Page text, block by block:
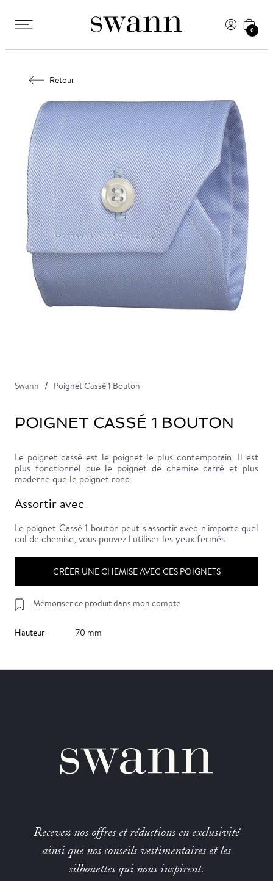
0
Retour
Swann Poignet Cassé 1 Bouton
POIGNET CASSÉ 1 BOUTON
Le poignet cassé est le poignet le plus contemporain. Il est
plus fonctionnel que le poignet de chemise carré et plus
moderne que le poignet rond.
Assortir avec
Le poignet Cassé 1 bouton peut s'assortir avec n'importe quel
col de chemise, vous pouvez l'utiliser les yeux fermés.
CRÉER UNE CHEMISE AVEC CES POIGNETS
Mémoriser ce produit dans mon compte
Hauteur 70 mm
Recevez nos offres et réductions en exclusivité
ainsi que nos conseils vestimentaires et les
silhouettes qui nous inspirent.